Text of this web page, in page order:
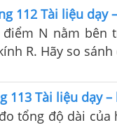
112 Tài liệu dạy
điểm N nằm bên
R. Hãy so
113 Tài liệu dạy
tổng độ dài của